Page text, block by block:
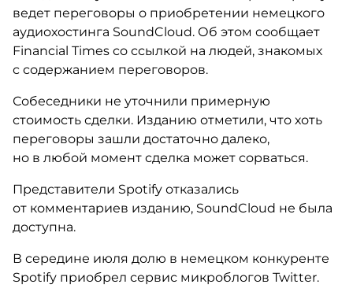
ведет переговоры о приобретении немецкого
аудиохостинга SoundCloud. Об этом сообщает
Financial Times со ссылкой на людей, знакомых
с содержанием переговоров.
Собеседники не уточнили примерную
стоимость сделки. Изданию отметили, что хоть
переговоры зашли достаточно далеко,
но в любой момент сделка может сорваться.
Представители Spotify отказались
от комментариев изданию, SoundCloud не была
доступна.
В середине июля долю в немецком конкуренте
Spotify приобрел сервис микроблогов Twitter.